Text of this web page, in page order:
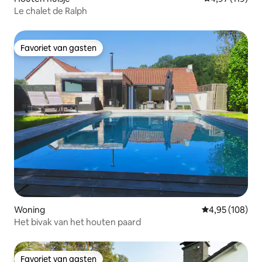
Le chalet de Ralph
Favoriet van gasten
Favoriet van gasten
Woning Gemiddelde
4,95 (108)
Het bivak van het houten paard
Favoriet van gasten